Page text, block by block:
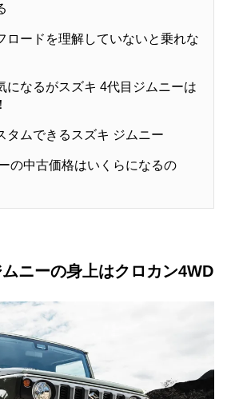
ロードを理解していないと乗れな
になるがスズキ 4代目ジムニーは
タムできるスズキ ジムニー
の中古価格はいくらになるの
ニーの身上はクロカン4WD